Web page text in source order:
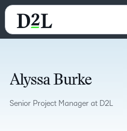
Alyssa Burke
Senior Project Manager at D2L